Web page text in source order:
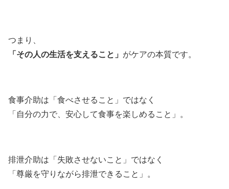
つまり、
「その人の生活を支えること」 がケアの本質です。
食事介助は「食べさせること」ではなく
「自分の力で、安心して食事を楽しめること」。
排泄介助は「失敗させないこと」ではなく
「尊厳を守りながら排泄できること」。